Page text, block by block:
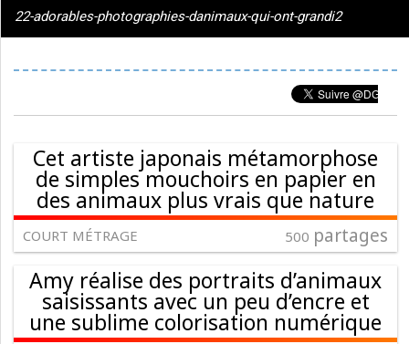
22-adorables-photographies-danimaux-qui-ont-grandi2
Cet artiste japonais métamorphose
de simples mouchoirs en papier en
des animaux plus vrais que nature
COURT MÉTRAGE 500 partages
Amy réalise des portraits d’animaux
saisissants avec un peu d’encre et
une sublime colorisation numérique